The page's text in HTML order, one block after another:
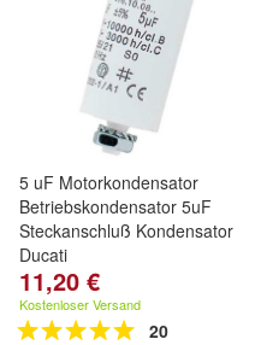
5 uF Motorkondensator
Betriebskondensator 5uF
Steckanschluß Kondensator
Ducati
11,20 €
Kostenloser Versand
20